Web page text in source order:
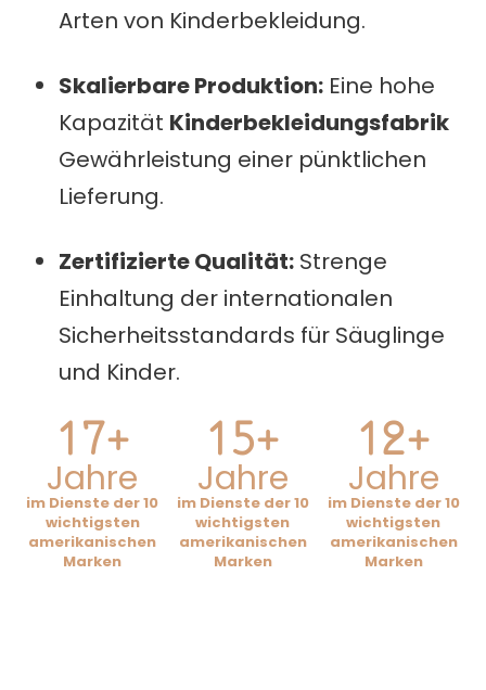
Arten von Kinderbekleidung.
Skalierbare Produktion: Eine hohe
Kapazität Kinderbekleidungsfabrik
Gewährleistung einer pünktlichen
Lieferung.
Zertifizierte Qualität: Strenge
Einhaltung der internationalen
Sicherheitsstandards für Säuglinge
und Kinder.
17+
Jahre
im Dienste der 10
wichtigsten
amerikanischen
Marken
15+
Jahre
im Dienste der 10
wichtigsten
amerikanischen
Marken
12+
Jahre
im Dienste der 10
wichtigsten
amerikanischen
Marken